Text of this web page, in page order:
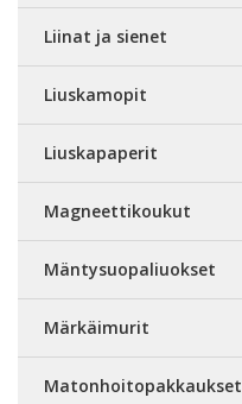
Liinat ja sienet
Liuskamopit
Liuskapaperit
Magneettikoukut
Mäntysuopaliuokset
Märkäimurit
Matonhoitopakkaukset